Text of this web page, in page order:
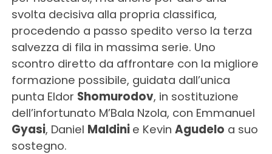
svolta decisiva alla propria classifica,
procedendo a passo spedito verso la terza
salvezza di fila in massima serie. Uno
scontro diretto da affrontare con la migliore
formazione possibile, guidata dall’unica
punta Eldor Shomurodov, in sostituzione
dell’infortunato M’Bala Nzola, con Emmanuel
Gyasi, Daniel Maldini e Kevin Agudelo a suo
sostegno.